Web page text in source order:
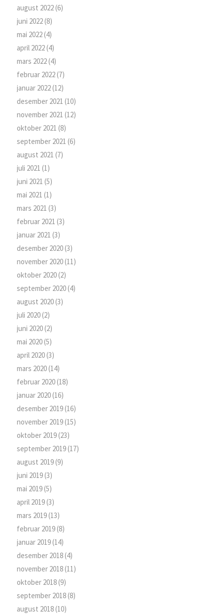
august 2022(6)
juni 2022(8)
mai 2022(4)
april 2022(4)
mars 2022(4)
februar 2022(7)
januar 2022(12)
desember 2021 (10)
november 2021 (12)
oktober 2021 (8)
september 2021 (6)
august 2021 (7)
juli 2021 (1)
juni 2021 (5)
mai 2021 (1)
mars 2021 (3)
februar 2021 (3)
januar 2021 (3)
desember 2020(3)
november 2020(11)
oktober 2020(2)
september 2020(4)
august 2020(3)
juli 2020(2)
juni 2020(2)
mai 2020(5)
april 2020(3)
mars 2020(14)
februar 2020(18)
januar 2020(16)
desember 2019(16)
november 2019(15)
oktober 2019(23)
september 2019(17)
august 2019(9)
juni 2019(3)
mai 2019(5)
april 2019(3)
mars 2019(13)
februar 2019(8)
januar 2019(14)
desember 2018(4)
november 2018(11)
oktober 2018(9)
september 2018(8)
august 2018(10)